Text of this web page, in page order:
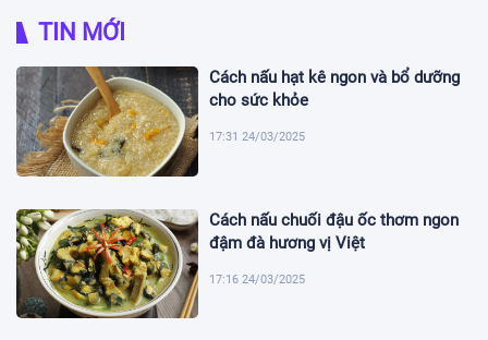
TIN MỚI
Cách nấu hạt kê ngon và bổ dưỡng
cho sức khỏe
17:31 24/03/2025
Cách nấu chuối đậu ốc thơm ngon
đậm đà hương vị Việt
17:16 24/03/2025